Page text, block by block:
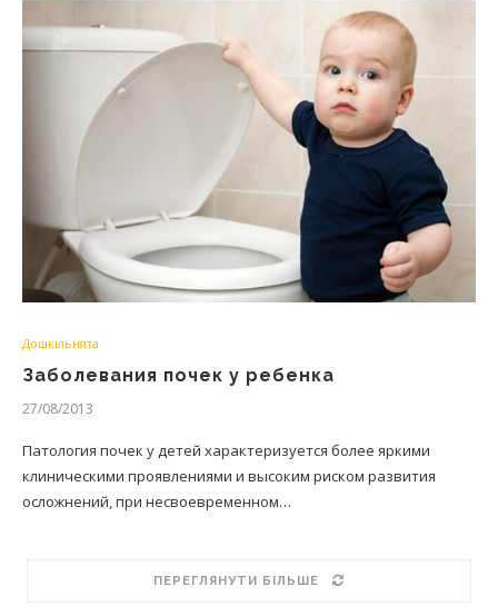
Дошкільнята
Заболевания почек у ребенка
27/08/2013
Патология почек у детей характеризуется более яркими
клиническими проявлениями и высоким риском развития
осложнений, при несвоевременном…
ПЕРЕГЛЯНУТИ БІЛЬШЕ